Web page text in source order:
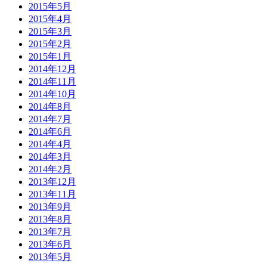
2015年5月
2015年4月
2015年3月
2015年2月
2015年1月
2014年12月
2014年11月
2014年10月
2014年8月
2014年7月
2014年6月
2014年4月
2014年3月
2014年2月
2013年12月
2013年11月
2013年9月
2013年8月
2013年7月
2013年6月
2013年5月